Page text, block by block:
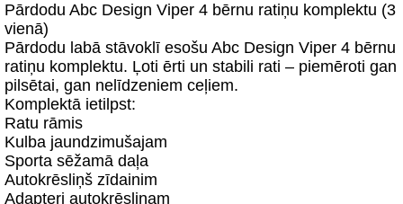
Pārdodu Abc Design Viper 4 bērnu ratiņu komplektu (3
vienā)
Pārdodu labā stāvoklī esošu Abc Design Viper 4 bērnu
ratiņu komplektu. Ļoti ērti un stabili rati – piemēroti gan
pilsētai, gan nelīdzeniem ceļiem.
Komplektā ietilpst:
Ratu rāmis
Kulba jaundzimušajam
Sporta sēžamā daļa
Autokrēsliņš zīdainim
Adapteri autokrēsliņam